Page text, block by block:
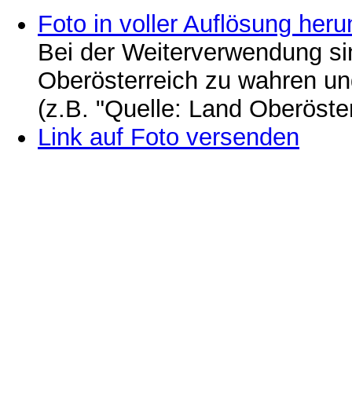
Foto in voller Auflösung
Bei der Weiterverwendung
Oberösterreich zu wahren
(z.B. "Quelle: Land
Link auf Foto versenden